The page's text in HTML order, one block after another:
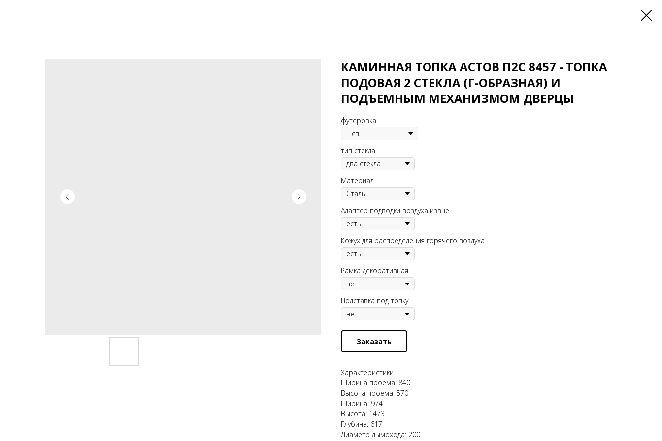
КАМИННАЯ ТОПКА АСТОВ П2С 8457 - ТОПКА
ПОДОВАЯ 2 СТЕКЛА (Г-ОБРАЗНАЯ) И
ПОДЪЕМНЫМ МЕХАНИЗМОМ ДВЕРЦЫ
футеровка
тип стекла
Материал
Адаптер подводки воздуха извне
Кожух для распределения горячего воздуха
Рамка декоративная
Подставка под топку
Заказать
Характеристики
Ширина проема: 840
Высота проема: 570
Ширина: 974
Высота: 1473
Глубина: 617
Диаметр дымохода: 200